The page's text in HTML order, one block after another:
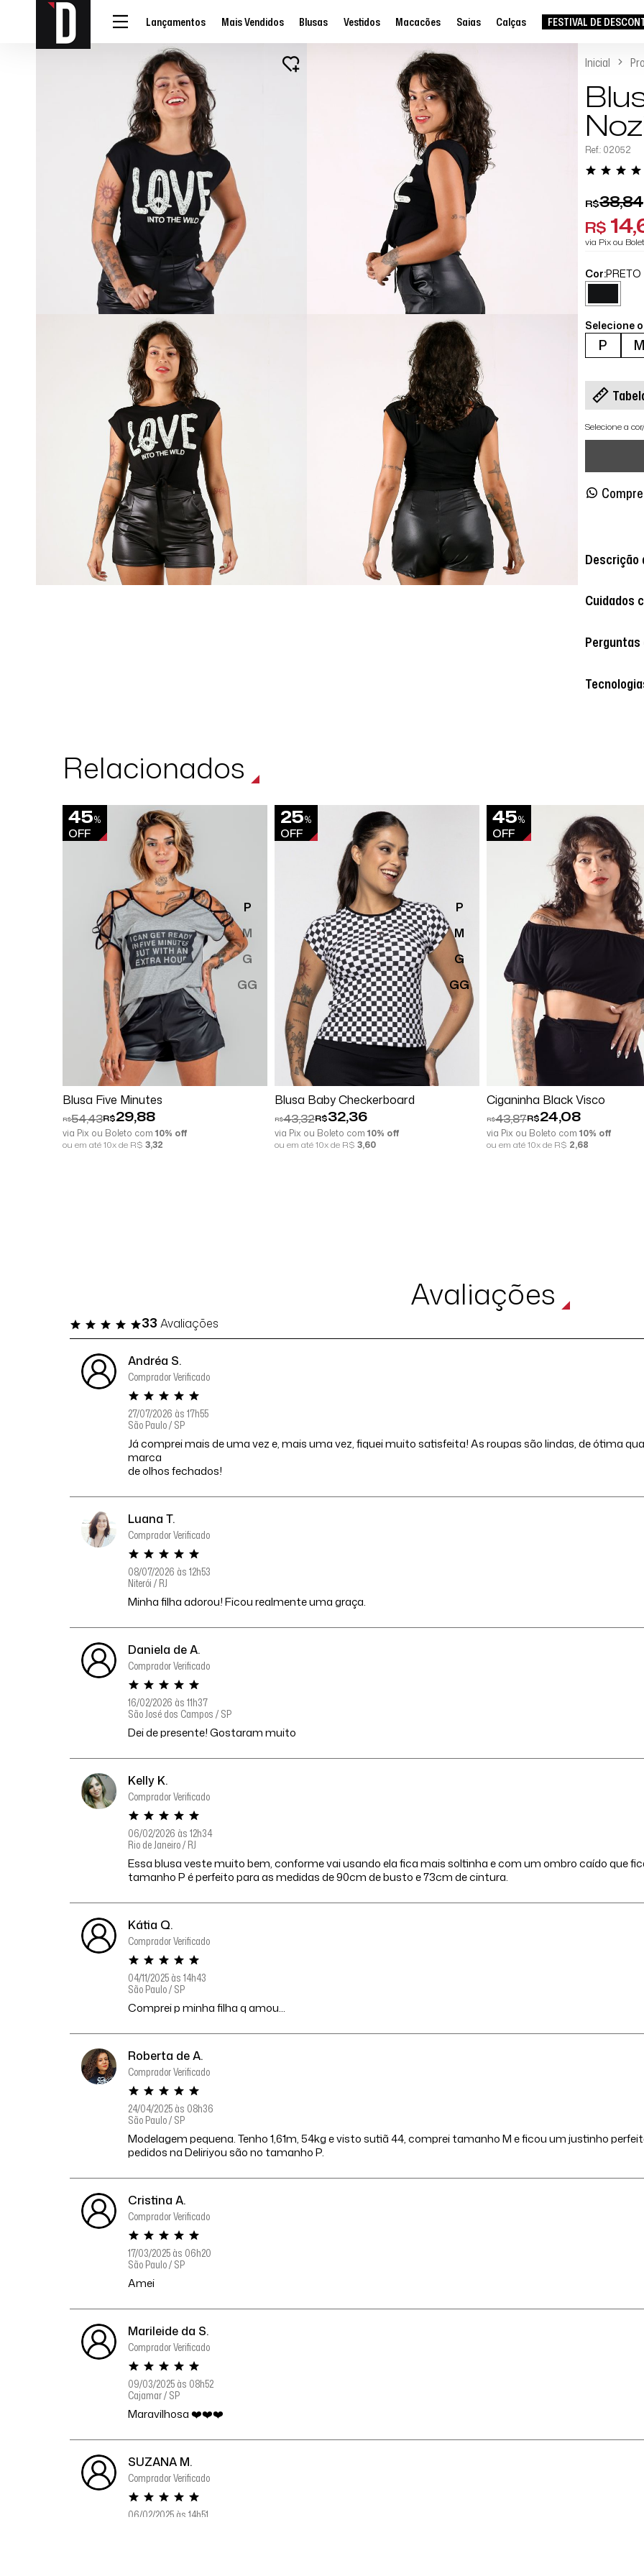
Lançamentos Mais Vendidos Blusas Vestidos Macacões Saias Calças FESTIVAL DE
Inicial
Ref.: 02052
R$38,84
R$
via Pix ou
Cor:PRETO
Selecione
P M
Selecione a
Descrição
Cuidados
Relacionados
45%
OFF
P
M
G
GG
Blusa Five Minutes
R$54,43R$29,88
via Pix ou Boleto com10% off
ou em até 10x de R$ 3,32
Comprar
25%
OFF
P
M
G
GG
Blusa Baby Checkerboard
R$43,32R$32,36
via Pix ou Boleto com10% off
ou em até 10x de R$ 3,60
Comprar
45%
OFF
Ciganinha Black Visco
R$43,87R$24,08
via Pix ou Boleto com10% off
ou em até 10x de R$ 2,68
Avaliações
33 Avaliações
Andréa S.
Comprador Verificado
27/07/2026 às 17h55
São Paulo / SP
Já comprei mais de uma vez e, mais uma vez, fiquei muito satisfeita! As roupas são lindas, de ótima
marca
de olhos fechados!
Luana T.
Comprador Verificado
08/07/2026 às 12h53
Niterói / RJ
Minha filha adorou! Ficou realmente uma graça.
Daniela de A.
Comprador Verificado
16/02/2026 às 11h37
São José dos Campos / SP
Dei de presente! Gostaram muito
Kelly K.
Comprador Verificado
06/02/2026 às 12h34
Rio de Janeiro / RJ
Essa blusa veste muito bem, conforme vai usando ela fica mais soltinha e com um ombro caído que
tamanho P é perfeito para as medidas de 90cm de busto e 73cm de cintura.
Kátia Q.
Comprador Verificado
04/11/2025 às 14h43
São Paulo / SP
Comprei p minha filha q amou...
Roberta de A.
Comprador Verificado
24/04/2025 às 08h36
São Paulo / SP
Modelagem pequena. Tenho 1,61m, 54kg e visto sutiã 44, comprei tamanho M e ficou um justinho
pedidos na Deliriyou são no tamanho P.
Cristina A.
Comprador Verificado
17/03/2025 às 06h20
São Paulo / SP
Amei
Marileide da S.
Comprador Verificado
09/03/2025 às 08h52
Cajamar / SP
Maravilhosa ❤️❤️❤️
SUZANA M.
Comprador Verificado
06/02/2025 às 14h51